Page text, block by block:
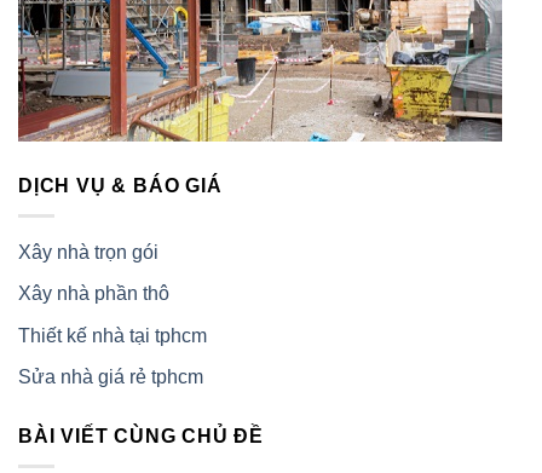
DỊCH VỤ & BÁO GIÁ
Xây nhà trọn gói
Xây nhà phần thô
Thiết kế nhà tại tphcm
Sửa nhà giá rẻ tphcm
BÀI VIẾT CÙNG CHỦ ĐỀ